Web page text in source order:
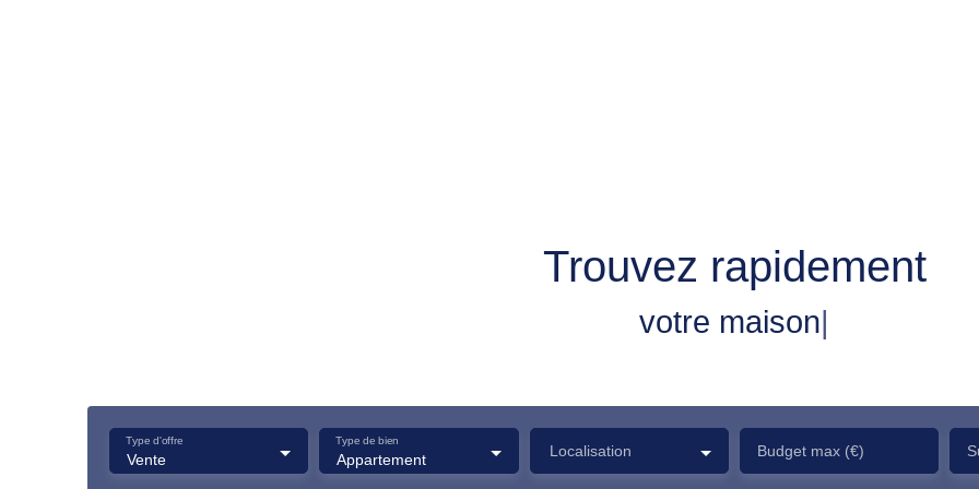
Trouvez rapidement
v|
Vente
Type d'offre
Appartement
Type de bien
Localisation Budget max (€)